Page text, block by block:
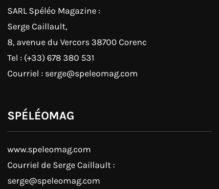
SARL Spéléo Magazine :
Serge Caillault,
8, avenue du Vercors 38700 Corenc
Tel : (+33) 678 380 531
Courriel : serge@speleomag.com
SPÉLÉOMAG
www.speleomag.com
Courriel de Serge Caillault :
serge@speleomag.com